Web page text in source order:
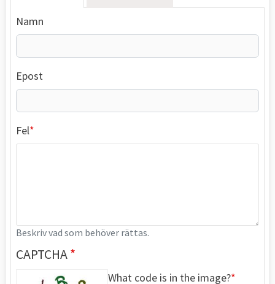
Namn
Epost
Fel
Beskriv vad som behöver rättas.
CAPTCHA
What code is in the image?